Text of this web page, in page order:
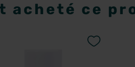
acheté ce